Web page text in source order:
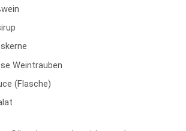
Weintrauben
(Flasche)